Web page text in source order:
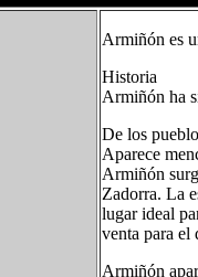
Armiñón es
Historia
Armiñón ha
De los
Aparece
Armiñón
Zadorra. La
lugar ideal
venta para el
Armiñón